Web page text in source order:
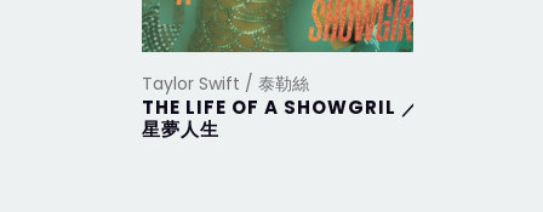
Taylor Swift / 泰勒絲
THE LIFE OF A SHOWGRIL ／
星夢人生